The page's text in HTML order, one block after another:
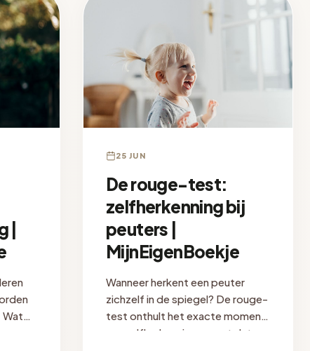
|
een
25 JUN
De rouge-test:
zelfherkenning bij
peuters |
MijnEigenBoekje
Wanneer herkent een peuter
zichzelf in de spiegel? De rouge-
test onthult het exacte moment
van zelfherkenning en wat dat